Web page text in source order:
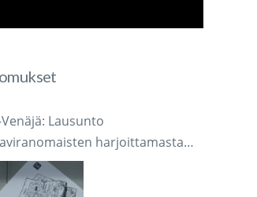
Lausunto
harjoittamasta
käsikirjoitusten
ja tuhoamisesta